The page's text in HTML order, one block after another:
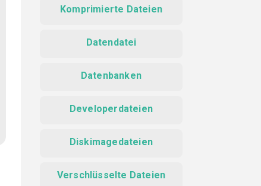
Komprimierte Dateien
Datendatei
Datenbanken
Developerdateien
Diskimagedateien
Verschlüsselte Dateien